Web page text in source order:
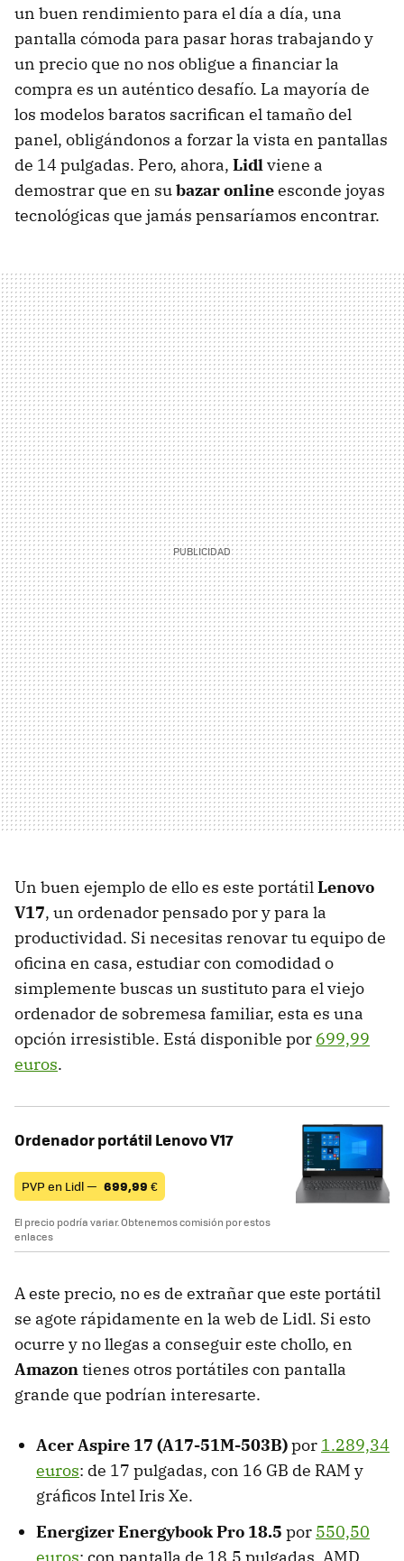
un buen rendimiento para el día a día, una
pantalla cómoda para pasar horas trabajando y
un precio que no nos obligue a financiar la
compra es un auténtico desafío. La mayoría de
los modelos baratos sacrifican el tamaño del
panel, obligándonos a forzar la vista en pantallas
de 14 pulgadas. Pero, ahora, Lidlviene a
demostrar que en subazar onlineesconde joyas
tecnológicas que jamás pensaríamos encontrar.
Un buen ejemplo de ello es este portátilLenovo
V17, un ordenador pensado por y para la
productividad. Si necesitas renovar tu equipo de
oficina en casa, estudiar con comodidad o
simplemente buscas un sustituto para el viejo
ordenador de sobremesa familiar, esta es una
opción irresistible. Está disponible por 699,99
euros.
Ordenador portátil Lenovo V17
PVP en Lidl — 699,99 €
El precio podría variar. Obtenemos comisión por estos
enlaces
A este precio, no es de extrañar que este portátil
se agote rápidamente en la web de Lidl. Si esto
ocurre y no llegas a conseguir este chollo, en
Amazontienes otros portátiles con pantalla
grande que podrían interesarte.
Acer Aspire 17 (A17-51M-503B)por 1.289,34
euros: de 17 pulgadas, con 16 GB de RAM y
gráficos Intel Iris Xe.
Energizer Energybook Pro 18.5 por 550,50